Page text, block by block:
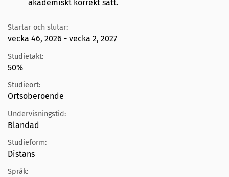
akademiskt korrekt sätt.
Startar och slutar:
vecka 46, 2026 - vecka 2, 2027
Studietakt:
50%
Studieort:
Ortsoberoende
Undervisningstid:
Blandad
Studieform:
Distans
Språk: